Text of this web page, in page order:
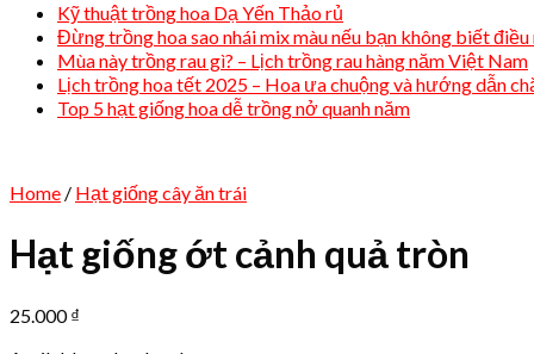
Kỹ thuật trồng hoa Dạ Yến Thảo rủ
Đừng trồng hoa sao nhái mix màu nếu bạn không biết điều
Mùa này trồng rau gì? – Lịch trồng rau hàng năm Việt Nam
Lịch trồng hoa tết 2025 – Hoa ưa chuộng và hướng dẫn
Top 5 hạt giống hoa dễ trồng nở quanh năm
Home / Hạt giống cây ăn trái
Hạt giống ớt cảnh quả tròn
25.000₫